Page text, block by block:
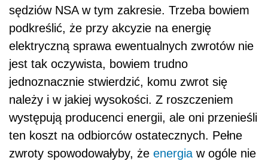
sędziów NSA w tym zakresie. Trzeba bowiem
podkreślić, że przy akcyzie na energię
elektryczną sprawa ewentualnych zwrotów nie
jest tak oczywista, bowiem trudno
jednoznacznie stwierdzić, komu zwrot się
należy i w jakiej wysokości. Z roszczeniem
występują producenci energii, ale oni przenieśli
ten koszt na odbiorców ostatecznych. Pełne
zwroty spowodowałyby, że energiaw ogóle nie